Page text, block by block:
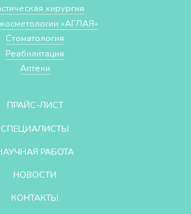
хирургия
«АГЛАЯ»
Стоматология
Реабилитация
Аптеки
ПРАЙС-ЛИСТ
СПЕЦИАЛИСТЫ
РАБОТА
НОВОСТИ
КОНТАКТЫ